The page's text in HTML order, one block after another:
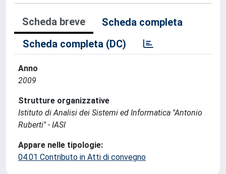
Scheda breve
Scheda completa
Scheda completa (DC)
Anno
2009
Strutture organizzative
Istituto di Analisi dei Sistemi ed Informatica ''Antonio
Ruberti'' - IASI
Appare nelle tipologie:
04.01 Contributo in Atti di convegno